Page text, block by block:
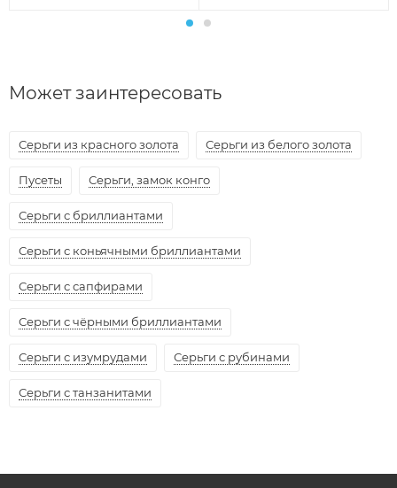
Может заинтересовать
Серьги из красного золота Серьги из белого золота
Пусеты Серьги, замок конго
Серьги с бриллиантами
Серьги с коньячными бриллиантами
Серьги с сапфирами
Серьги с чёрными бриллиантами
Серьги с изумрудами Серьги с рубинами
Серьги с танзанитами